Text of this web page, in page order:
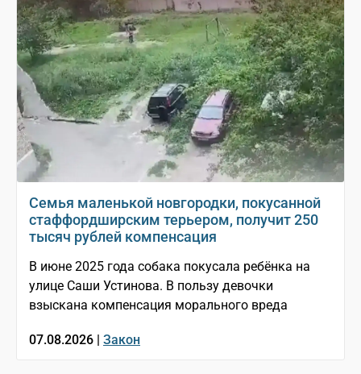
Семья маленькой новгородки, покусанной
стаффордширским терьером, получит 250
тысяч рублей компенсация
В июне 2025 года собака покусала ребёнка на
улице Саши Устинова. В пользу девочки
взыскана компенсация морального вреда
07.08.2026 | Закон